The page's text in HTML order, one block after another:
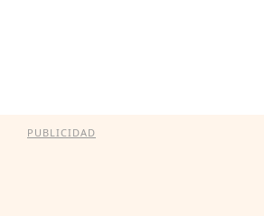
PUBLICIDAD